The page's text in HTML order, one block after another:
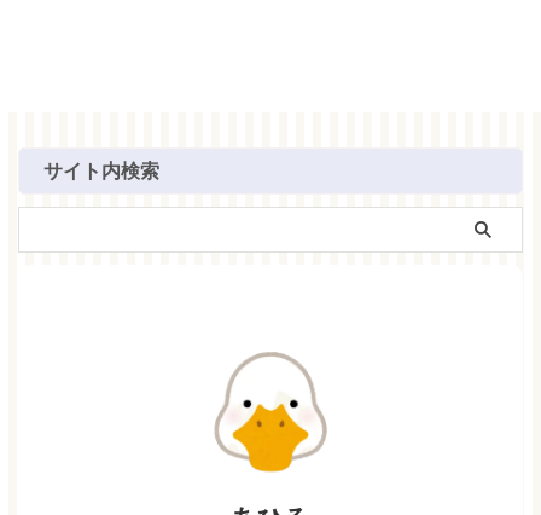
サイト内検索